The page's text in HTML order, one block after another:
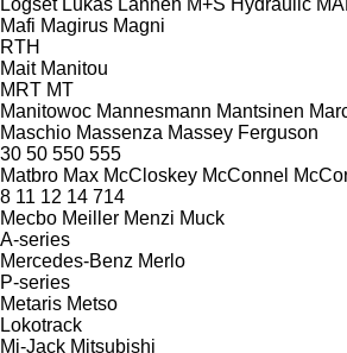
Mafi Magirus Magni
RTH
Mait Manitou
MRT MT
Manitowoc Mannesmann Mantsinen
Maschio Massenza Massey Ferguson
30 50 550 555
Matbro Max McCloskey McConnel
8 11 12 14 714
Mecbo Meiller Menzi Muck
A-series
Mercedes-Benz Merlo
P-series
Metaris Metso
Lokotrack
Mi-Jack Mitsubishi